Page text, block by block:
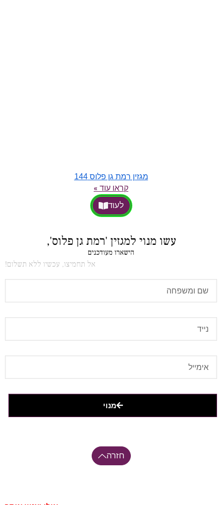
מגזין רמת גן פלוס 144
קראו עוד »
לעוד
עשו מנוי למגזין 'רמת גן פלוס',
הישארו מעודכנים
אל תחמיצו, עכשיו ללא תשלום!
מנוי
חזרה